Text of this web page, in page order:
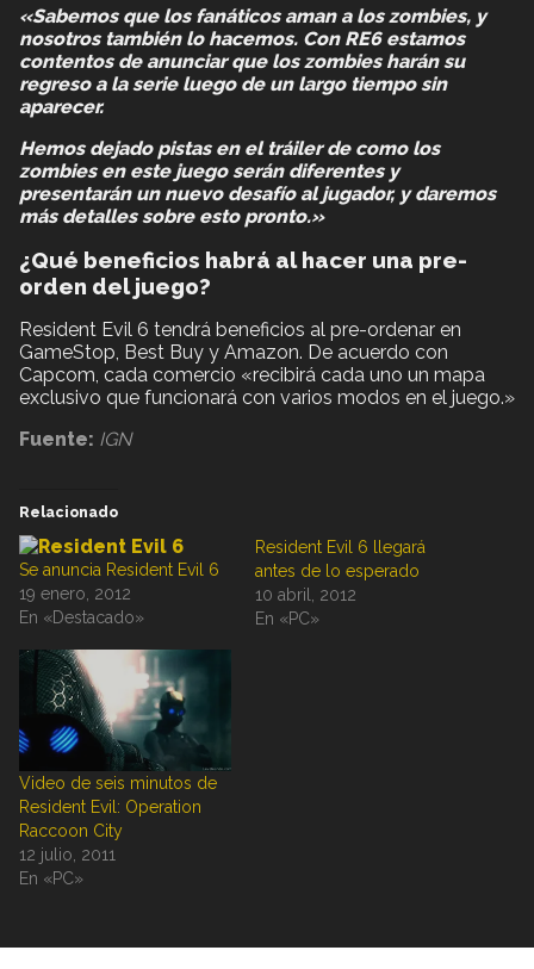
«Sabemos que los fanáticos aman a los zombies, y
nosotros también lo hacemos. Con RE6 estamos
contentos de anunciar que los zombies harán su
regreso a la serie luego de un largo tiempo sin
aparecer.
Hemos dejado pistas en el tráiler de como los
zombies en este juego serán diferentes y
presentarán un nuevo desafío al jugador, y daremos
más detalles sobre esto pronto.»
¿Qué beneficios habrá al hacer una pre-
orden del juego?
Resident Evil 6 tendrá beneficios al pre-ordenar en
GameStop, Best Buy y Amazon. De acuerdo con
Capcom, cada comercio «recibirá cada uno un mapa
exclusivo que funcionará con varios modos en el juego.»
Fuente: IGN
Relacionado
Se anuncia Resident Evil 6
19 enero, 2012
En «Destacado»
Resident Evil 6 llegará
antes de lo esperado
10 abril, 2012
En «PC»
Video de seis minutos de
Resident Evil: Operation
Raccoon City
12 julio, 2011
En «PC»